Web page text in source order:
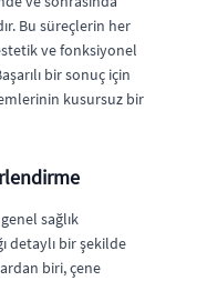
Bu süreçlerin her
ve fonksiyonel
bir sonuç için
kusursuz bir
sağlık
detaylı bir şekilde
biri, çene